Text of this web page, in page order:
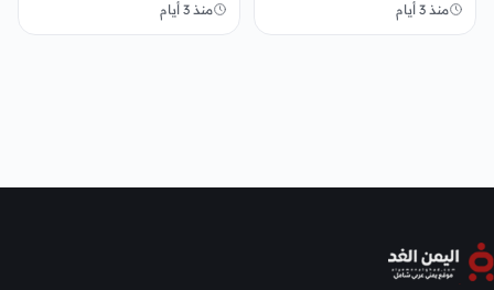
منذ 3 أيام منذ 3 أيام